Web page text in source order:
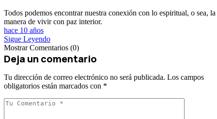
Todos podemos encontrar nuestra conexión con lo espiritual, o sea, la
manera de vivir con paz interior.
hace 10 años
Sigue Leyendo
Mostrar Comentarios (0)
Deja un comentario
Tu dirección de correo electrónico no será publicada. Los campos
obligatorios están marcados con *